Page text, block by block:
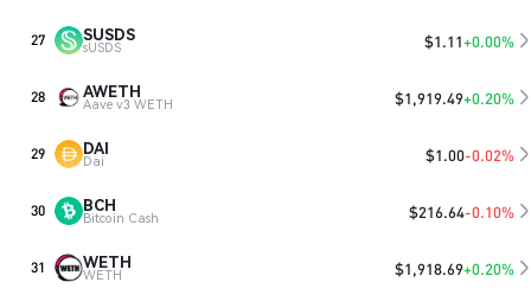
27 SUSDS
sUSDS $1.11+0.00%
28 AWETH
Aave v3 WETH $1,919.49+0.20%
29 DAI
Dai $1.00-0.02%
30 BCH
Bitcoin Cash $216.64-0.10%
31 WETH
WETH $1,918.69+0.20%